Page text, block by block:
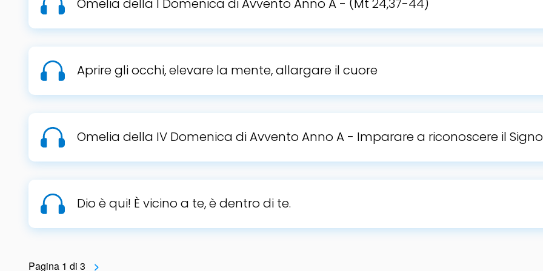
Omelia della I Domenica di Avvento Anno A - (Mt 24,37-44)
Aprire gli occhi, elevare la mente, allargare il cuore
Omelia della IV Domenica di Avvento Anno A - Imparare a riconoscere il
Dio è qui! È vicino a te, è dentro di te.
Pagina 1 di 3 >